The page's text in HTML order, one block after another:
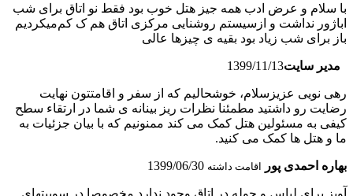
با سلام و عرض ادب همه جیز هتل خوب بود فقط نو اتاق برای شب
اباژور نداشت و ازسیستم روشنایی مرکزی اتاق هم ک کم‌میکردیم
باز برای شب زیاد بود بقیه ی چیزها عالی
مدیر سایت1399/11/13
رهی نویی عزیزسلام، خوشحالیم که از سفر و اقامتتون نهایت
رضایت رو داشتید مطمئنا نظرات ریز بینانه ی شما در ارتقاء سطح
کیفی به مسئولین هتل کمک می کند ممنونیم که با بیان جزئیات به
ما و هتل ها کمک می کنید.
بهاره احمدی پور اقامت داشته 1399/06/30
آویز برای لباس و حوله در اتاق وجود ندارد مخصوصا در سوییتهای